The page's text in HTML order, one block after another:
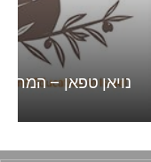
הספונסרים והשותפים שלנו
Ani Sweets